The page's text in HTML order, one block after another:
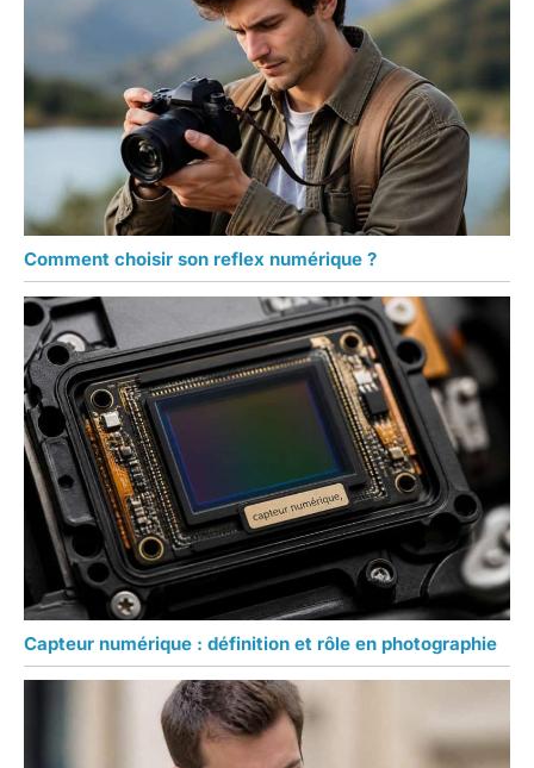
Comment choisir son reflex numérique ?
Capteur numérique : définition et rôle en photographie